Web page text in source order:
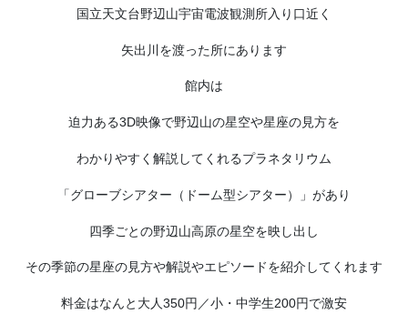
国立天文台野辺山宇宙電波観測所入り口近く
矢出川を渡った所にあります
館内は
迫力ある3D映像で野辺山の星空や星座の見方を
わかりやすく解説してくれるプラネタリウム
「グローブシアター（ドーム型シアター）」があり
四季ごとの野辺山高原の星空を映し出し
その季節の星座の見方や解説やエピソードを紹介してくれます
料金はなんと大人350円／小・中学生200円で激安